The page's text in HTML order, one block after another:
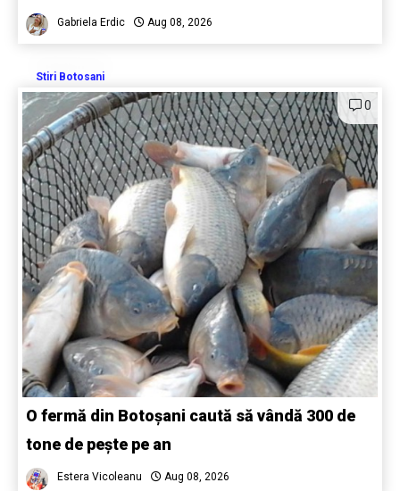
Gabriela Erdic Aug 08, 2026
Stiri Botosani
0
O fermă din Botoșani caută să vândă 300 de
tone de pește pe an
Estera Vicoleanu Aug 08, 2026